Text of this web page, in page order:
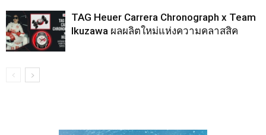
TAG Heuer Carrera Chronograph x Team
Ikuzawa ผลผลิตใหม่แห่งความคลาสสิค